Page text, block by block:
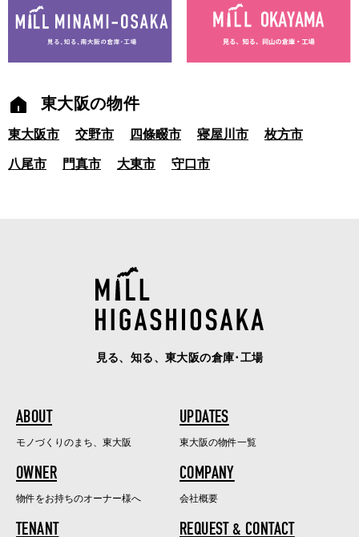
東大阪の物件
東大阪市 交野市 四條畷市 寝屋川市 枚方市
八尾市 門真市 大東市 守口市
見る、知る、東大阪の倉庫･工場
ABOUT
モノづくりのまち、東大阪
UPDATES
東大阪の物件一覧
OWNER
物件をお持ちのオーナー様へ
COMPANY
会社概要
TENANT REQUEST & CONTACT